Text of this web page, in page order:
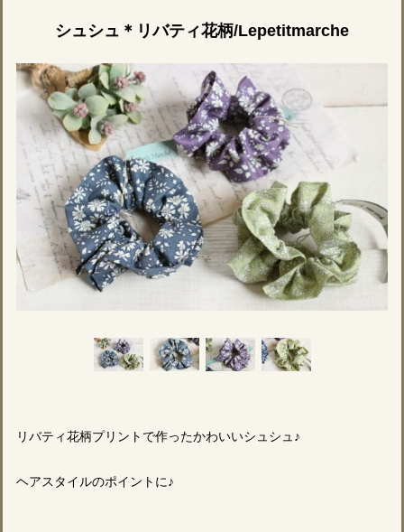
シュシュ＊リバティ花柄/Lepetitmarche
リバティ花柄プリントで作ったかわいいシュシュ♪
ヘアスタイルのポイントに♪